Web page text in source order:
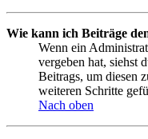
Wie kann ich Beiträge
Wenn ein
vergeben hat, siehst
Beitrags, um diesen
weiteren Schritte
Nach oben